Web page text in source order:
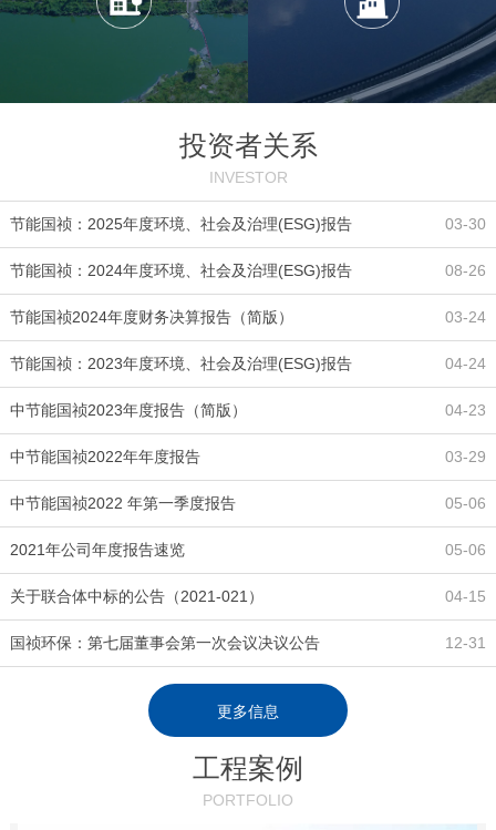
投资者关系
INVESTOR
节能国祯：2025年度环境、社会及治理(ESG)报告 03-30
节能国祯：2024年度环境、社会及治理(ESG)报告 08-26
节能国祯2024年度财务决算报告（简版） 03-24
节能国祯：2023年度环境、社会及治理(ESG)报告 04-24
中节能国祯2023年度报告（简版） 04-23
中节能国祯2022年年度报告 03-29
中节能国祯2022 年第一季度报告 05-06
2021年公司年度报告速览 05-06
关于联合体中标的公告（2021-021） 04-15
国祯环保：第七届董事会第一次会议决议公告 12-31
更多信息
工程案例
PORTFOLIO